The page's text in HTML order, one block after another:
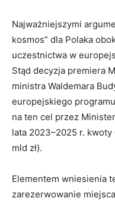
Najważniejszymi
kosmos” dla Polaka
uczestnictwa w
Stąd decyzja premiera
ministra Waldemara
europejskiego
na ten cel przez
lata 2023–2025 r.
mld zł).
Elementem wniesienia
zarezerwowanie